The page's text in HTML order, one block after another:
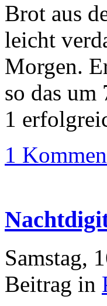
Brot aus
leicht
Morgen.
so das um
1
1
Samstag,
Beitrag in